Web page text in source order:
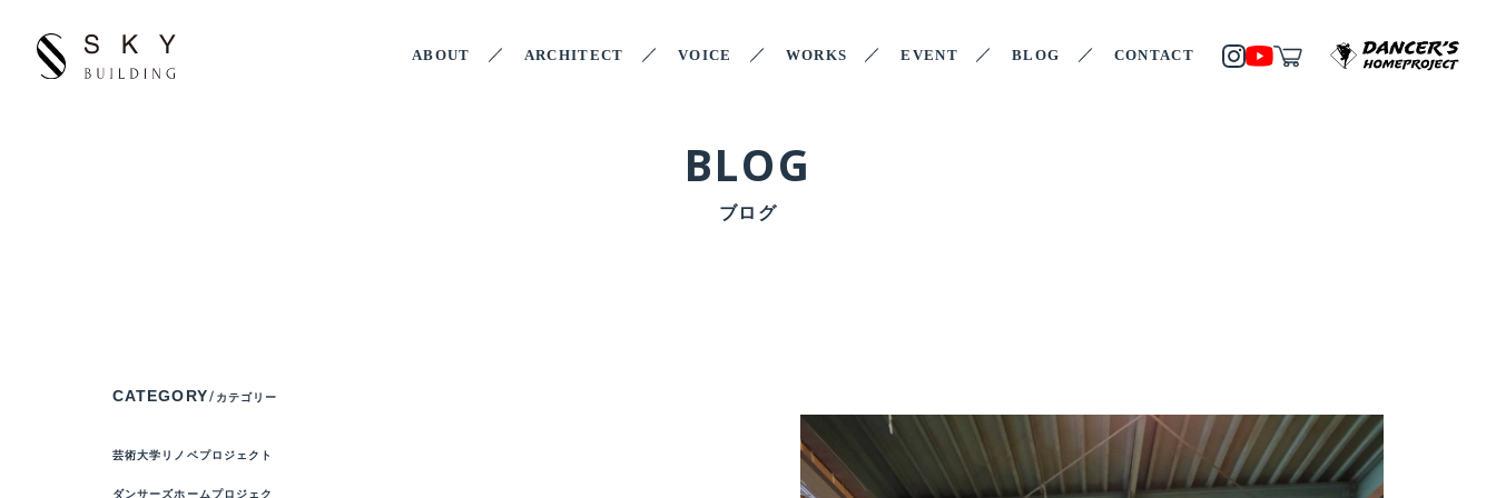
ABOUT ARCHITECT VOICE WORKS EVENT BLOG CONTACT
BLOG
ブログ
CATEGORY カテゴリー
芸術大学リノベプロジェクト
ダンサーズホームプロジェク